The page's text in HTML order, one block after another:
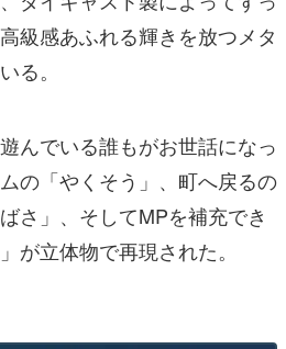
級感あふれる輝きを放つメタ
る。
んでいる誰もがお世話になっ
の「やくそう」、町へ戻るの
さ」、そしてMPを補充でき
が立体物で再現された。